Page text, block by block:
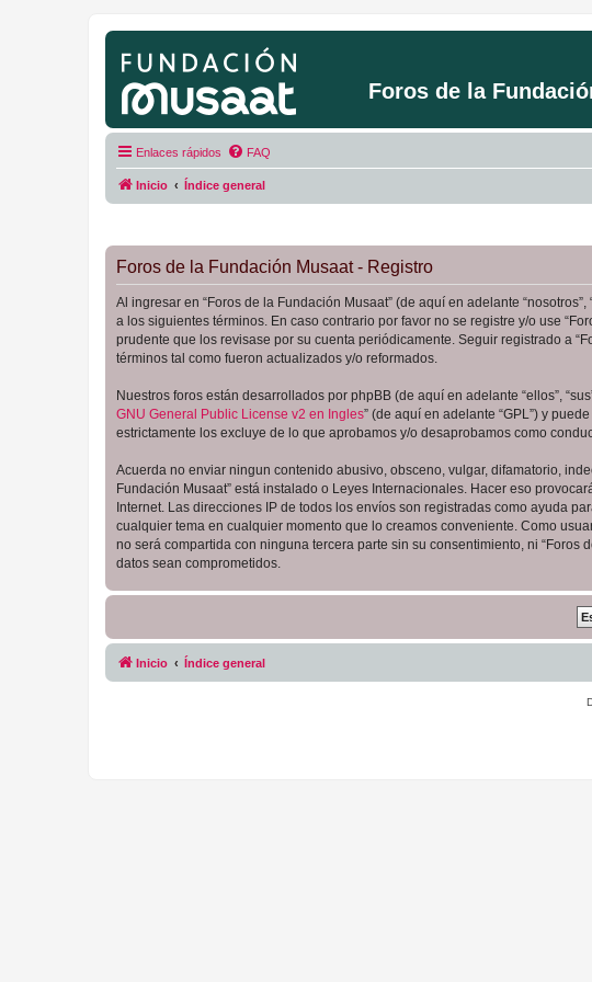
Foros de la
Enlaces rápidos FAQ
Inicio Índice general
Foros de la Fundación Musaat - Registro
Al ingresar en “Foros de la Fundación Musaat” (de aquí en adelante
a los siguientes términos. En caso contrario por favor no se registre y/o use
prudente que los revisase por su cuenta periódicamente. Seguir registrado a
términos tal como fueron actualizados y/o reformados.
Nuestros foros están desarrollados por phpBB (de aquí en adelante “ellos”,
GNU General Public License v2 en Ingles” (de aquí en adelante “GPL”) y
estrictamente los excluye de lo que aprobamos y/o desaprobamos como
Acuerda no enviar ningun contenido abusivo, obsceno, vulgar, difamatorio,
Fundación Musaat” está instalado o Leyes Internacionales. Hacer eso
Internet. Las direcciones IP de todos los envíos son registradas como ayuda
cualquier tema en cualquier momento que lo creamos conveniente. Como
no será compartida con ninguna tercera parte sin su consentimiento, ni
datos sean comprometidos.
Inicio Índice general